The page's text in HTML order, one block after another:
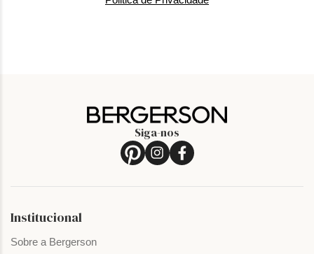
Siga-nos
Institucional
Sobre a Bergerson